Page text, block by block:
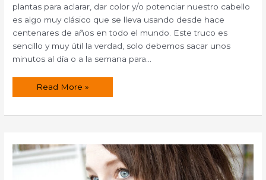
plantas para aclarar, dar color y/o potenciar nuestro cabello
es algo muy clásico que se lleva usando desde hace
centenares de años en todo el mundo. Este truco es
sencillo y muy útil la verdad, solo debemos sacar unos
minutos al día o a la semana para…
Enjuague
Read More »